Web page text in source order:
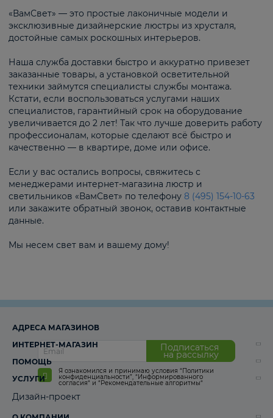
«ВамСвет» — это простые лаконичные модели и
эксклюзивные дизайнерские люстры из хрусталя,
достойные самых роскошных интерьеров.
Наша служба доставки быстро и аккуратно привезет
заказанные товары, а установкой осветительной
техники займутся специалисты службы монтажа.
Кстати, если воспользоваться услугами наших
специалистов, гарантийный срок на оборудование
увеличивается до 2 лет! Так что лучше доверить работу
профессионалам, которые сделают всё быстро и
качественно — в квартире, доме или офисе.
Если у вас остались вопросы, свяжитесь с
менеджерами интернет-магазина люстр и
светильников «ВамСвет» по телефону 8 (495) 154-10-63
или закажите обратный звонок, оставив контактные
данные.
Мы несем свет вам и вашему дому!
Подписаться
на рассылку
Я ознакомился и принимаю условия “Политики
конфиденциальности”, “Информированного
согласия“ и “Рекомендательные алгоритмы“
АДРЕСА МАГАЗИНОВ
ИНТЕРНЕТ-МАГАЗИН
ПОМОЩЬ
УСЛУГИ
Дизайн-проект